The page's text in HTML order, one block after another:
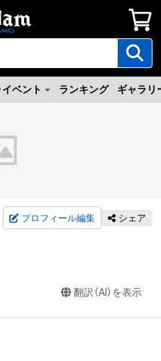
イベント ランキング ギャラリ
プロフィール編集 シェア
翻訳（AI）を表示